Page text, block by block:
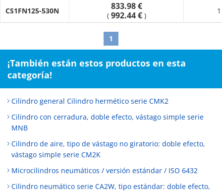
CS1FN125-530N 833.98 €
( 992.44 € )
1
¡También están estos productos en esta
categoría!
Cilindro general Cilindro hermético serie CMK2
Cilindro con cerradura, doble efecto, vástago simple serie
MNB
Cilindro de aire, tipo de vástago no giratorio: doble efecto,
vástago simple serie CM2K
Microcilindros neumáticos / versión estándar / ISO 6432
Cilindro neumático serie CA2W, tipo estándar: doble efecto,